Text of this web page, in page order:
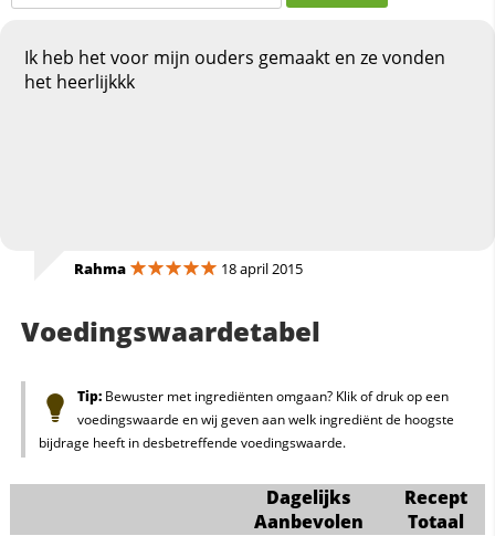
Ik heb het voor mijn ouders gemaakt en ze vonden
het heerlijkkk
Rahma 18 april 2015
Voedingswaardetabel
Tip:Bewuster met ingrediënten omgaan? Klik of druk op een
voedingswaarde en wij geven aan welk ingrediënt de hoogste
bijdrage heeft in desbetreffende voedingswaarde.
Dagelijks
Aanbevolen
Recept
Totaal